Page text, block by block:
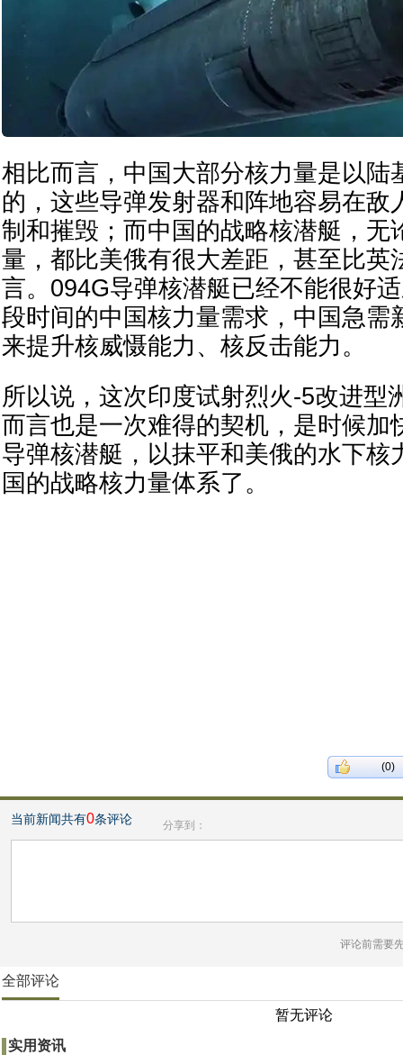
相比而言，中国大部分核力量是以陆
的，这些导弹发射器和阵地容易在敌
制和摧毁；而中国的战略核潜艇，无
量，都比美俄有很大差距，甚至比英
言。094G导弹核潜艇已经不能很好
段时间的中国核力量需求，中国急需
来提升核威慑能力、核反击能力。
所以说，这次印度试射烈火-5改进型
而言也是一次难得的契机，是时候加
导弹核潜艇，以抹平和美俄的水下核
国的战略核力量体系了。
(0)
当前新闻共有0条评论 分享到：
评论前需要
全部评论
暂无评论
实用资讯